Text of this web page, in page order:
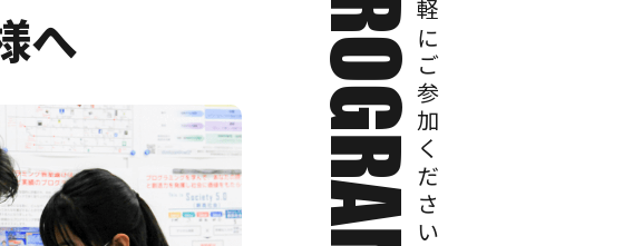
お気軽にご参加ください
へ